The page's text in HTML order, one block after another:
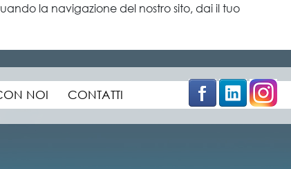
la navigazione del nostro sito, dai il tuo
NOI CONTATTI